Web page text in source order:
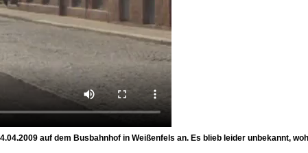
auf dem Busbahnhof in Weißenfels an. Es blieb leider unbekannt,